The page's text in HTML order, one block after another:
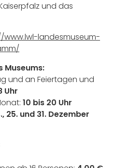
und das
www.lwl-landesmuseum-
Museums:
und an Feiertagen und
Uhr
10 bis 20 Uhr
25. und 31. Dezember